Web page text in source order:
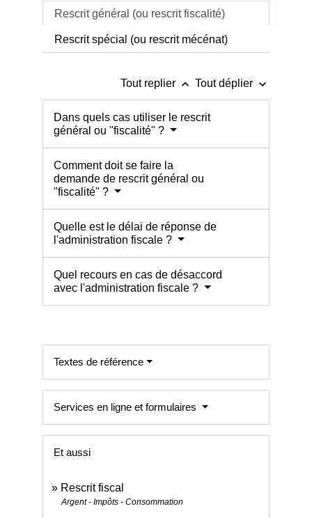
Rescrit général (ou rescrit fiscalité)
Rescrit spécial (ou rescrit mécénat)
Tout replier keyboard_arrow_up Tout déplier keyboard_arrow_down
Dans quels cas utiliser le rescrit
général ou "fiscalité" ?
Comment doit se faire la
demande de rescrit général ou
"fiscalité" ?
Quelle est le délai de réponse de
l'administration fiscale ?
Quel recours en cas de désaccord
avec l'administration fiscale ?
Textes de référence
Services en ligne et formulaires
Et aussi
Rescrit fiscal
Argent - Impôts - Consommation